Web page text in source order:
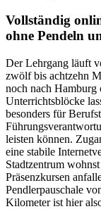
Vollständig
ohne Pendeln
Der Lehrgang läuft
zwölf bis achtzehn
noch nach Hamburg
Unterrichtsblöcke
besonders für
leisten können.
eine stabile
Stadtzentrum
Präsenzkursen
Pendlerpauschale
Kilometer ist hier